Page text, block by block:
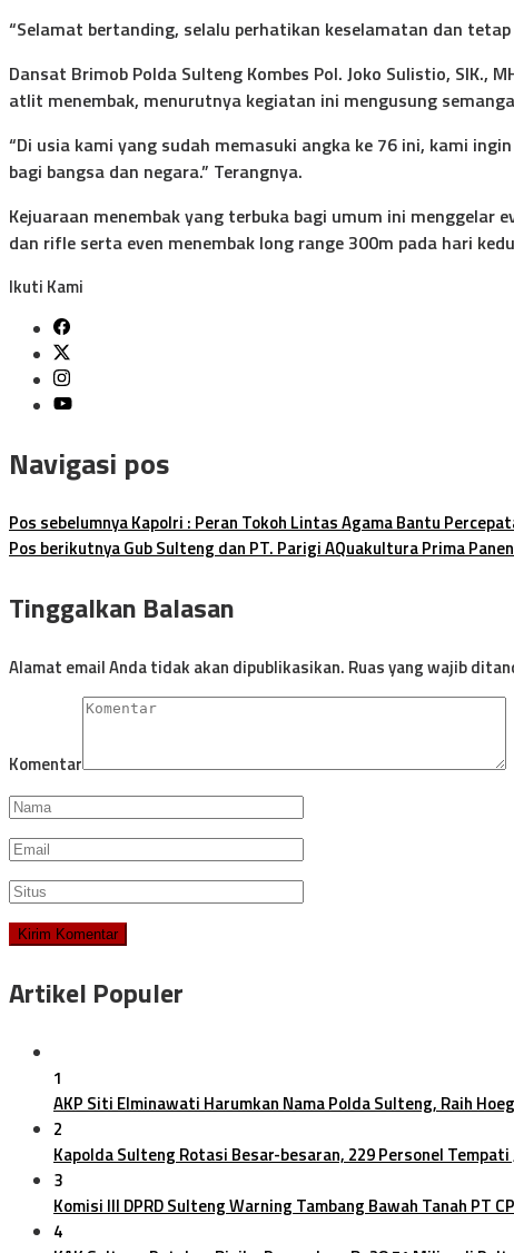
“Selamat bertanding, selalu perhatikan keselamatan dan
Dansat Brimob Polda Sulteng Kombes Pol. Joko Sulistio,
atlit menembak, menurutnya kegiatan ini mengusung
“Di usia kami yang sudah memasuki angka ke 76 ini, kami
bagi bangsa dan negara.” Terangnya.
Kejuaraan menembak yang terbuka bagi umum ini menggelar
dan rifle serta even menembak long range 300m pada hari
Ikuti Kami
Navigasi pos
Pos sebelumnyaKapolri : Peran Tokoh Lintas Agama Bantu
Pos berikutnyaGub Sulteng dan PT. Parigi AQuakultura Prima
Tinggalkan Balasan
Alamat email Anda tidak akan dipublikasikan. Ruas yang wajib
Komentar
Artikel Populer
1
AKP Siti Elminawati Harumkan Nama Polda Sulteng, Raih
2
Kapolda Sulteng Rotasi Besar-besaran, 229 Personel Tempati
3
Komisi III DPRD Sulteng Warning Tambang Bawah Tanah PT
4